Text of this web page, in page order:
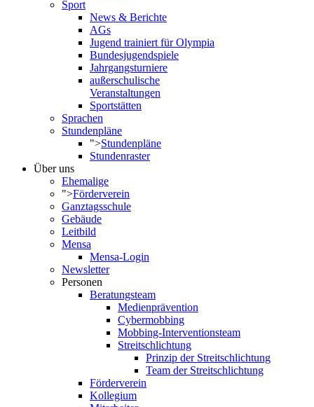
Sport
News & Berichte
AGs
Jugend trainiert für Olympia
Bundesjugendspiele
Jahrgangsturniere
außerschulische
Veranstaltungen
Sportstätten
Sprachen
Stundenpläne
">Stundenpläne
Stundenraster
Über uns
Ehemalige
">Förderverein
Ganztagsschule
Gebäude
Leitbild
Mensa
Mensa-Login
Newsletter
Personen
Beratungsteam
Medienprävention
Cybermobbing
Mobbing-Interventionsteam
Streitschlichtung
Prinzip der Streitschlichtung
Team der Streitschlichtung
Förderverein
Kollegium